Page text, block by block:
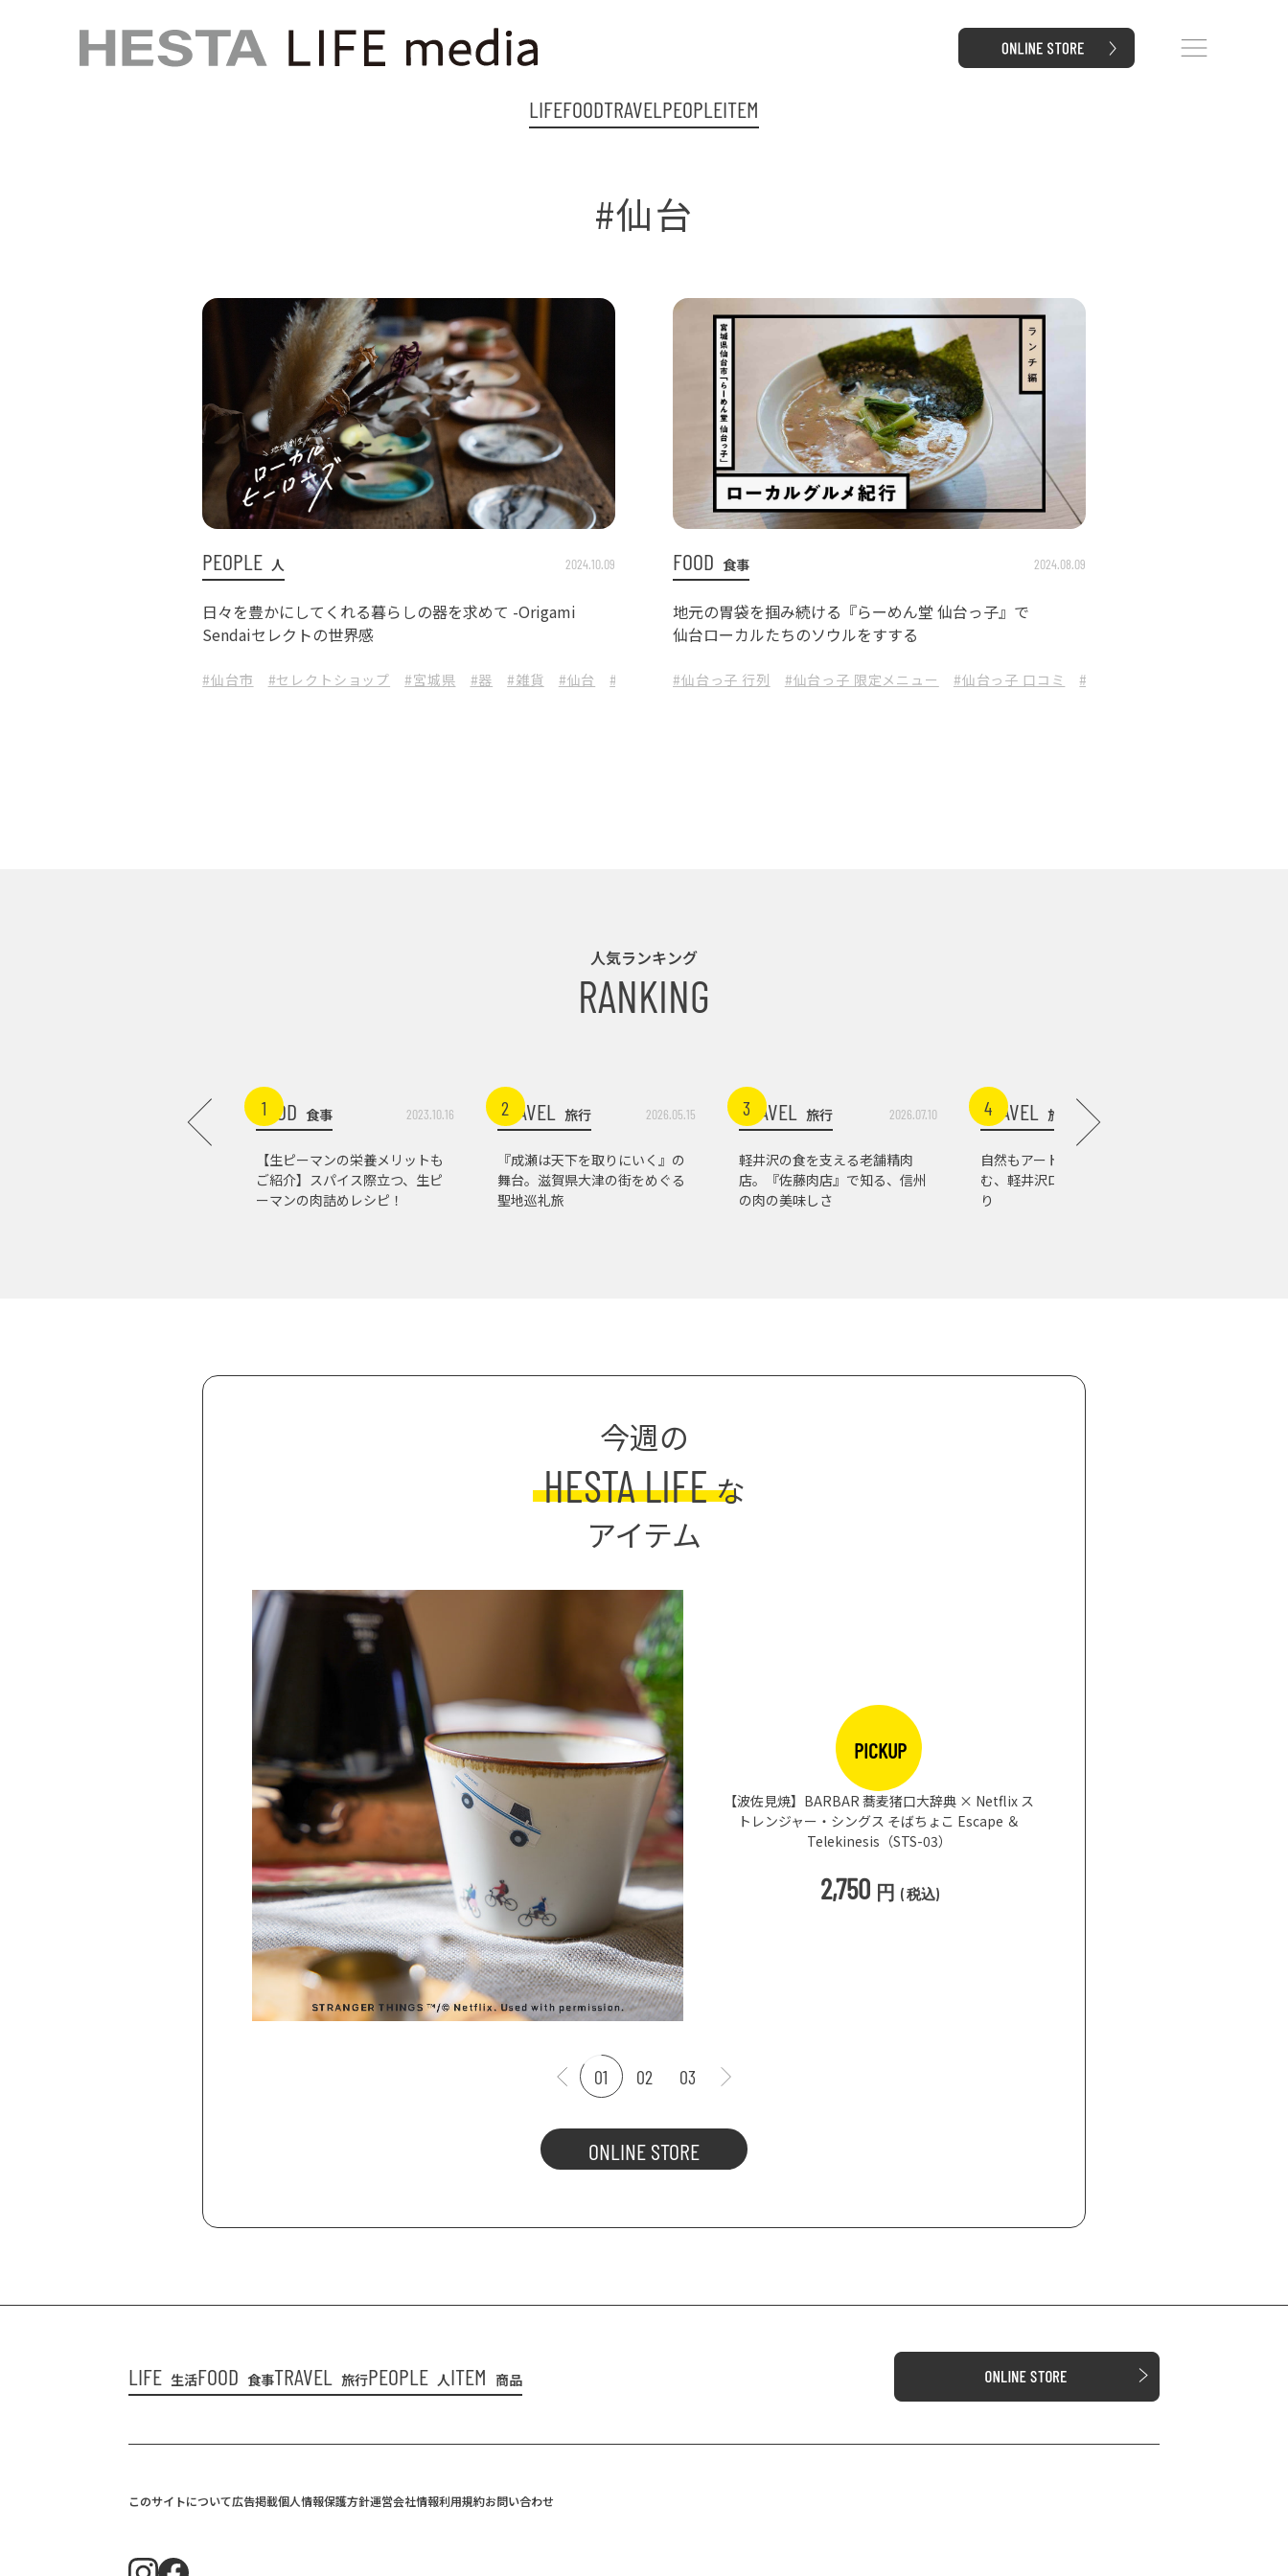
LIFEFOODTRAVELPEOPLEITEM
#仙台
PEOPLE 人 2024.10.09
日々を豊かにしてくれる暮らしの器を求めて -Origami
Sendaiセレクトの世界感
#仙台市 #セレクトショップ #宮城県 #器 #雑貨 #仙台 #TALKY #OrigamiSendai #陶芸作家 #竹村良訓 #コラボアイテム
FOOD 食事 2024.08.09
地元の胃袋を掴み続ける『らーめん堂 仙台っ子』で
仙台ローカルたちのソウルをすする
#仙台っ子 行列 #仙台っ子 限定メニュー #仙台っ子 口コミ #PICK UP
人気ランキング
RANKING
1FOOD 食事 2023.10.16
【生ピーマンの栄養メリットも
ご紹介】スパイス際立つ、生ピ
ーマンの肉詰めレシピ！
2
TRAVEL 旅行 2026.05.15
『成瀬は天下を取りにいく』の
舞台。滋賀県大津の街をめぐる
聖地巡礼旅
3
TRAVEL 旅行 2026.07.10
軽井沢の食を支える老舗精肉
店。『佐藤肉店』で知る、信州
の肉の美味しさ
4
TRAVEL 旅行
自然もアートもグルメも楽し
む、軽井沢ローカルスポット巡
り
今週の
HESTA LIFEな
アイテム
PICKUP
【波佐見焼】BARBAR 蕎麦猪口大辞典 × Netflix ス
トレンジャー・シングス そばちょこ Escape ＆
Telekinesis（STS-03）
2,750 円 (税込)
01 02 03
ONLINE STORE
LIFE 生活FOOD 食事TRAVEL 旅行PEOPLE 人ITEM 商品
このサイトについて広告掲載個人情報保護方針運営会社情報利用規約お問い合わせ